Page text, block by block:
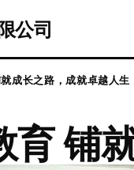
公司
成长之路，成就卓越人生
育 铺